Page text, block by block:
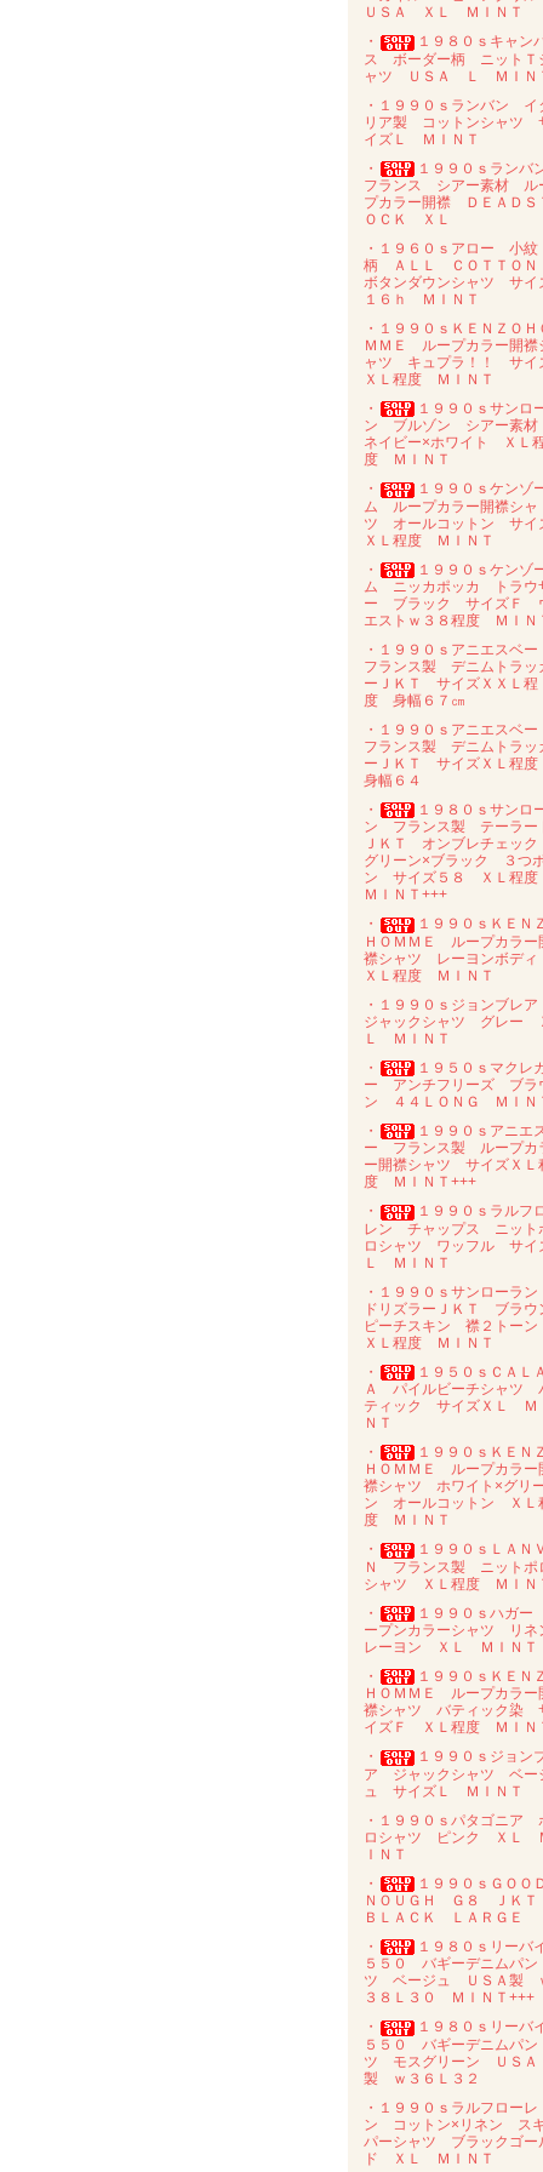
ＵＳＡ ＸＬ ＭＩＮＴ
・
１９８０ｓキャン
ス ボーダー柄 ニットＴ
ャツ ＵＳＡ Ｌ ＭＩＮ
・１９９０ｓランバン イ
リア製 コットンシャツ
イズＬ ＭＩＮＴ
・
１９９０ｓランバ
フランス シアー素材 ル
プカラー開襟 ＤＥＡＤＳ
ＯＣＫ ＸＬ
・１９６０ｓアロー 小紋
柄 ＡＬＬ ＣＯＴＴＯＮ
ボタンダウンシャツ サイ
１６ｈ ＭＩＮＴ
・１９９０ｓＫＥＮＺＯＨ
ＭＭＥ ループカラー開襟
ャツ キュプラ！！ サイ
ＸＬ程度 ＭＩＮＴ
・
１９９０ｓサンロ
ン ブルゾン シアー素材
ネイビー×ホワイト ＸＬ
度 ＭＩＮＴ
・
１９９０ｓケンゾ
ム ループカラー開襟シャ
ツ オールコットン サイ
ＸＬ程度 ＭＩＮＴ
・
１９９０ｓケンゾ
ム ニッカポッカ トラウ
ー ブラック サイズＦ
エストｗ３８程度 ＭＩＮ
・１９９０ｓアニエスベー
フランス製 デニムトラッ
ーＪＫＴ サイズＸＸＬ程
度 身幅６７㎝
・１９９０ｓアニエスベー
フランス製 デニムトラッ
ーＪＫＴ サイズＸＬ程度
身幅６４
・
１９８０ｓサンロ
ン フランス製 テーラー
ＪＫＴ オンブレチェック
グリーン×ブラック ３つ
ン サイズ５８ ＸＬ程度
ＭＩＮＴ+++
・
１９９０ｓＫＥＮ
ＨＯＭＭＥ ループカラー
襟シャツ レーヨンボディ
ＸＬ程度 ＭＩＮＴ
・１９９０ｓジョンブレア
ジャックシャツ グレー
Ｌ ＭＩＮＴ
・
１９５０ｓマクレ
ー アンチフリーズ ブラ
ン ４４ＬＯＮＧ ＭＩＮ
・
１９９０ｓアニエ
ー フランス製 ループカ
ー開襟シャツ サイズＸＬ
度 ＭＩＮＴ+++
・
１９９０ｓラルフ
レン チャップス ニット
ロシャツ ワッフル サイ
Ｌ ＭＩＮＴ
・１９９０ｓサンローラン
ドリズラーＪＫＴ ブラウ
ピーチスキン 襟２トーン
ＸＬ程度 ＭＩＮＴ
・
１９５０ｓＣＡＬ
Ａ パイルビーチシャツ
ティック サイズＸＬ Ｍ
ＮＴ
・
１９９０ｓＫＥＮ
ＨＯＭＭＥ ループカラー
襟シャツ ホワイト×グリ
ン オールコットン ＸＬ
度 ＭＩＮＴ
・
１９９０ｓＬＡＮ
Ｎ フランス製 ニットポ
シャツ ＸＬ程度 ＭＩＮ
・
１９９０ｓハガ
ープンカラーシャツ リネ
レーヨン ＸＬ ＭＩＮＴ
・
１９９０ｓＫＥＮ
ＨＯＭＭＥ ループカラー
襟シャツ バティック染
イズＦ ＸＬ程度 ＭＩＮ
・
１９９０ｓジョン
ア ジャックシャツ ベー
ュ サイズＬ ＭＩＮＴ
・１９９０ｓパタゴニア
ロシャツ ピンク ＸＬ
ＩＮＴ
・
１９９０ｓＧＯＯ
ＮＯＵＧＨ Ｇ８ ＪＫＴ
ＢＬＡＣＫ ＬＡＲＧＥ
・
１９８０ｓリーバ
５５０ バギーデニムパン
ツ ベージュ ＵＳＡ製
３８Ｌ３０ ＭＩＮＴ+++
・
１９８０ｓリーバ
５５０ バギーデニムパン
ツ モスグリーン ＵＳＡ
製 ｗ３６Ｌ３２
・１９９０ｓラルフローレ
ン コットン×リネン ス
パーシャツ ブラックゴー
ド ＸＬ ＭＩＮＴ